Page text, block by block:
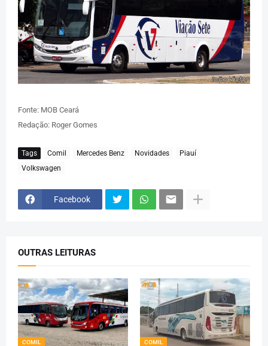
Fonte: MOB Ceará
Redação: Roger Gomes
Tags Comil Mercedes Benz Novidades
Piauí
Volkswagen
Facebook
OUTRAS LEITURAS
COMIL COMIL